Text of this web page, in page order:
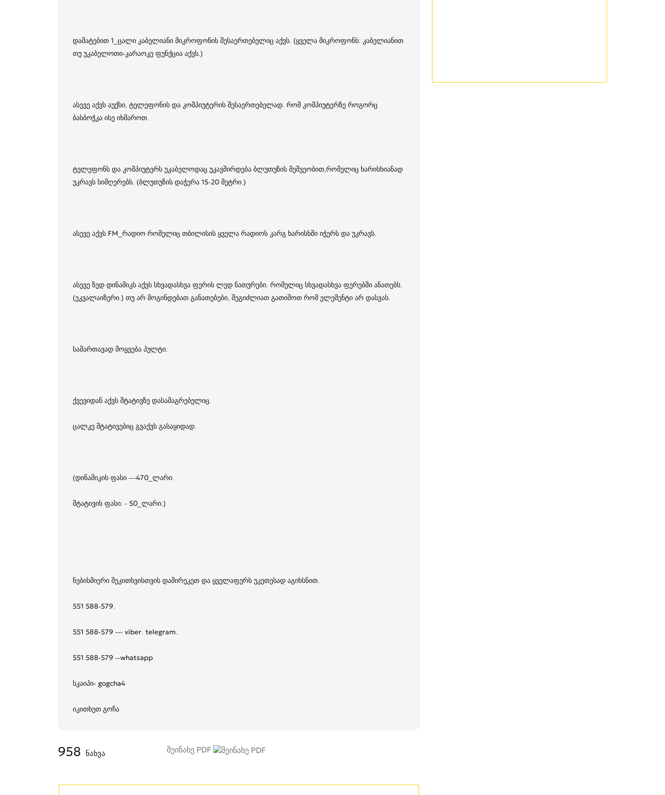
დამატებით 1_ცალი კაბელიანი მიკროფონის შესაერთებელიც აქვს. (ყველა მიკროფონს: კაბელიანით
თუ უკაბელოთი-კარაოკე ფუნქცია აქვს.)
ასევე აქვს აუქსი, ტელეფონის და კომპიუტერის შესაერთებელად. რომ კომპიუტერზე როგორც
ბასბოჭკა ისე იხმაროთ.
ტელეფონს და კომპიუტერს უკაბელოდაც უკავშირდება ბლუთუზის მეშვეობით,რომელიც ხარისხიანად
უკრავს სიმღერებს. (ბლუთუზის დაჭერა 15-20 მეტრი.)
ასევე აქვს FM_რადიო რომელიც თბილისის ყველა რადიოს კარგ ხარისხში იჭერს და უკრავს.
ასევე ზედ დინამიკს აქვს სხვადასხვა ფერის ლედ ნათურები. რომელიც სხვადასხვა ფერებში ანათებს.
(ეკვალაიზერი.) თუ არ მოგინდებათ განათებები, შეგიძლიათ გათიშოთ რომ ელემენტი არ დასვას.
სამართავად მოყვება პულტი.
ქვევიდან აქვს შტატივზე დასამაგრებელიც.
ცალკე შტატივებიც გვაქვს გასაყიდად.
(დინამიკის ფასი ---470_ლარი.
შტატივის ფასი: - 50_ლარი.)
ნებისმიერი შეკითხვისთვის დამირეკეთ და ყველაფერს უკეთესად აგიხსნით.
551 588-579.
551 588-579 --- viber. telegram.
551 588-579 --whatsapp
სკაიპი- gogcha4
იკითხეთ გოჩა
შეინახე PDF
958 ნახვა